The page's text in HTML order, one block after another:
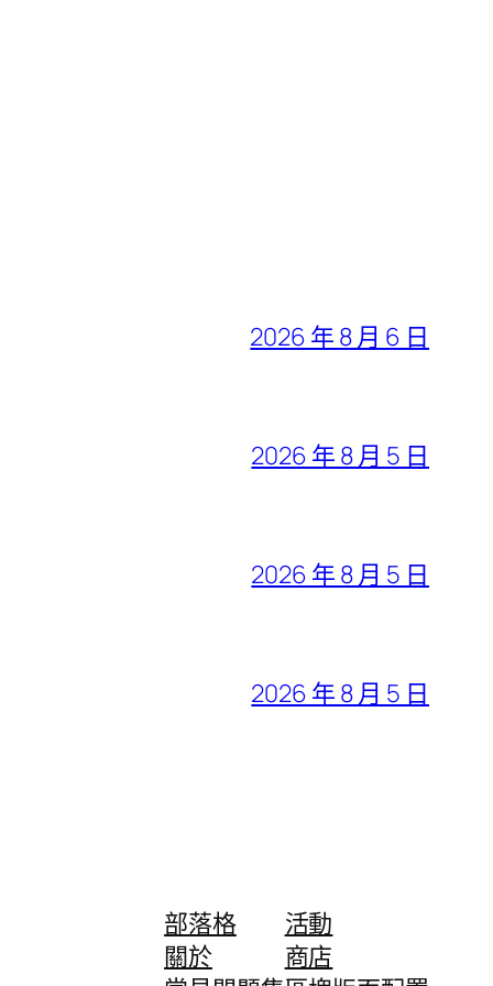
2026 年 8 月 6 日
2026 年 8 月 5 日
2026 年 8 月 5 日
2026 年 8 月 5 日
部落格
關於
活動
商店